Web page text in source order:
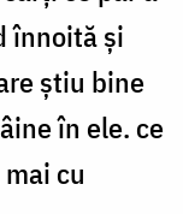
înnoită și
știu bine
în ele. ce
cu